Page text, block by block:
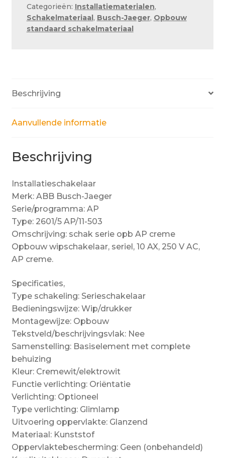
Showroom
Verzending en bezorging
serie
aantal
Categorieën: Installatiematerialen,
Schakelmateriaal, Busch-Jaeger, Opbouw
standaard schakelmateriaal
Beschrijving
Aanvullende informatie
Beschrijving
Installatieschakelaar
Merk: ABB Busch-Jaeger
Serie/programma: AP
Type: 2601/5 AP/11-503
Omschrijving: schak serie opb AP creme
Opbouw wipschakelaar, seriel, 10 AX, 250 V AC,
AP creme.
Specificaties,
Type schakeling: Serieschakelaar
Bedieningswijze: Wip/drukker
Montagewijze: Opbouw
Tekstveld/beschrijvingsvlak: Nee
Samenstelling: Basiselement met complete
behuizing
Kleur: Cremewit/elektrowit
Functie verlichting: Oriëntatie
Verlichting: Optioneel
Type verlichting: Glimlamp
Uitvoering oppervlakte: Glanzend
Materiaal: Kunststof
Oppervlaktebescherming: Geen (onbehandeld)